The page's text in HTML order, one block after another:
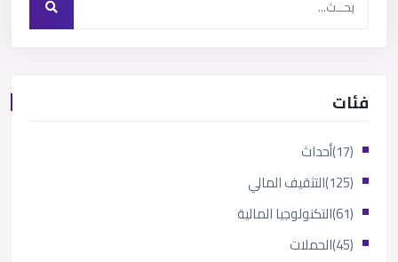
فئات
أحداث
(17)
التثقيف المالي
(125)
التكنولوجيا المالية
(61)
الحملات
(45)